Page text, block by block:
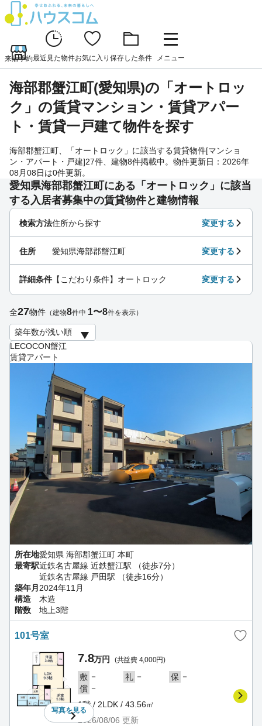
来店予約最近見た物件お気に入り 保存した条件 メニュー
海部郡蟹江町(愛知県)の「オートロッ
ク」の賃貸マンション・賃貸アパー
ト・賃貸一戸建て物件を探す
海部郡蟹江町、「オートロック」に該当する賃貸物件[マンショ
ン・アパート・戸建]27件、建物8件掲載中。物件更新日：2026年
08月08日は0件更新。
愛知県海部郡蟹江町にある「オートロック」に該当
する入居者募集中の賃貸物件と建物情報
LECOCON蟹江
賃貸アパート
所在地愛知県 海部郡蟹江町 本町
最寄駅近鉄名古屋線 近鉄蟹江駅 （徒歩7分）
近鉄名古屋線 戸田駅 （徒歩16分）
築年月 2024年11月
構造
木造
階数
地上3階
101号室
写真を見る
7.8万円 (共益費 4,000円)
敷 － 礼 － 保 －
償 －
1階 / 2LDK / 43.56㎡
2026/08/06 更新
検索方法住所から探す 変更する
住所 愛知県海部郡蟹江町 変更する
詳細条件 【こだわり条件】オートロック 変更する
全27物件 （建物8件中 1〜8件を表示）